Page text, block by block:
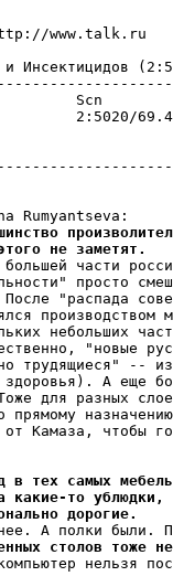
www.talk.ru
Инсектицидов
2:5020/69.40
не заметят.
части
просто
"распада
производством
небольших
"новые
трудящиеся" --
здоровья). А еще
для разных
прямому
Камаза, чтобы
в тех самых
какие-то ублюдки,
дорогие.
столов тоже
нельзя